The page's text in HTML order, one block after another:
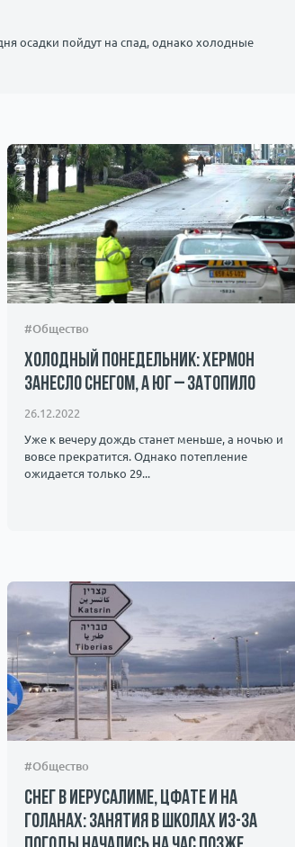
осадки пойдут на спад, однако холодные
#Общество
Холодный понедельник: Хермон
занесло снегом, а юг – затопило
26.12.2022
Уже к вечеру дождь станет меньше, а ночью и
вовсе прекратится. Однако потепление
ожидается только 29...
#Общество
Снег в Иерусалиме, Цфате и на
Голанах: занятия в школах из-за